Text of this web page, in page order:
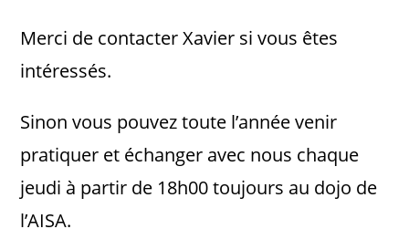
Merci de contacter Xavier si vous êtes
intéressés.
Sinon vous pouvez toute l’année venir
pratiquer et échanger avec nous chaque
jeudi à partir de 18h00 toujours au dojo de
l’AISA.